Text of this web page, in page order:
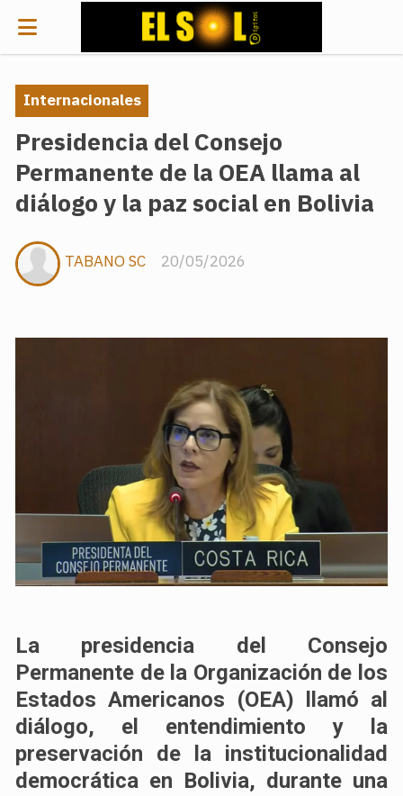
Presidencia del Consejo
Permanente de la OEA llama al
diálogo y la paz social en Bolivia
Internacionales
20/05/2026
TABANO SC
La presidencia del Consejo
Permanente de la Organización de los
Estados Americanos (OEA) llamó al
diálogo, el entendimiento y la
preservación de la institucionalidad
democrática en Bolivia, durante una